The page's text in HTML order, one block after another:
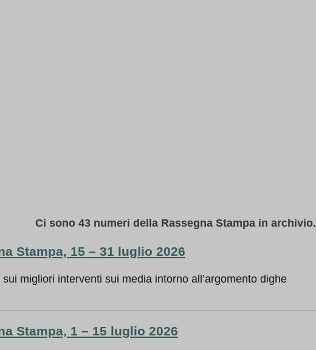
Ci sono 43 numeri della Rassegna Stampa in archivio.
Stampa, 15 – 31 luglio 2026
migliori interventi sui media intorno all’argomento dighe
Stampa, 1 – 15 luglio 2026